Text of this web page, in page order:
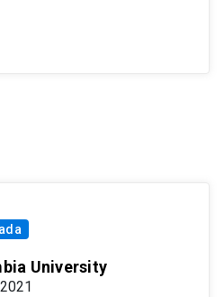
University